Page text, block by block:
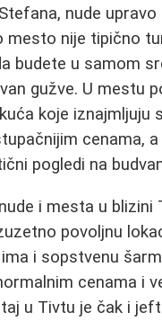
nude upravo
mesto nije tipično
budete u samom
gužve. U mestu
koje iznajmljuju
cenama,
pogledi na
i mesta u blizini
povoljnu
i sopstvenu
cenama i
u Tivtu je čak i